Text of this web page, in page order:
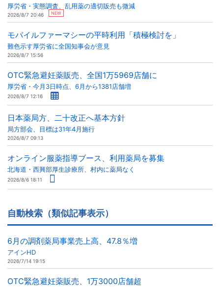
厚労省・実態調査、乱用薬の適切販売も微減
2026/8/7 20:46 NEW
モバイルファーマシーの平時利用「積極検討を」
難色示す厚労省に全国知事会が意見
2026/8/7 15:56
OTC緊急避妊薬販売、全国1万5969店舗に
厚労省・今月3日時点、6月から1381店舗増
2026/8/7 12:16
日本薬局方、二十改正へ基本方針
局方部会、目標は31年4月施行
2026/8/7 09:13
オンライン服薬指導ブース、利用薬局を募集
北海道・西興部厚生診療所、村内に薬局なく
2026/8/6 18:11
自動検索（類似記事表示）
6月の調剤薬局事業売上高、47.8％増
アインHD
2026/7/14 19:15
OTC緊急避妊薬販売、1万3000店舗超